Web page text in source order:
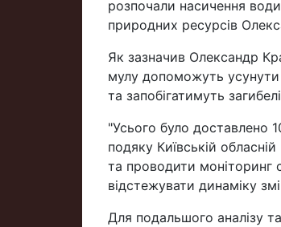
розпочали насичення
природних ресурсів
Як зазначив Олександр
мулу допоможуть усунути
та запобігатимуть
"Усього було доставлено
подяку Київській
та проводити моніторинг
відстежувати динаміку
Для подальшого аналізу